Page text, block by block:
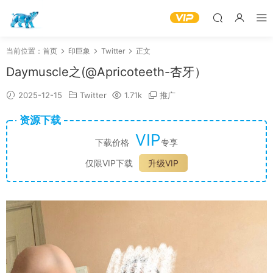
当前位置： 首页 印巨象 Twitter 正文
Daymuscle之(@Apricoteeth-杏牙）
2025-12-15 Twitter 1.71k 推广
资源下载
下载价格 VIP专享
仅限VIP下载
升级VIP